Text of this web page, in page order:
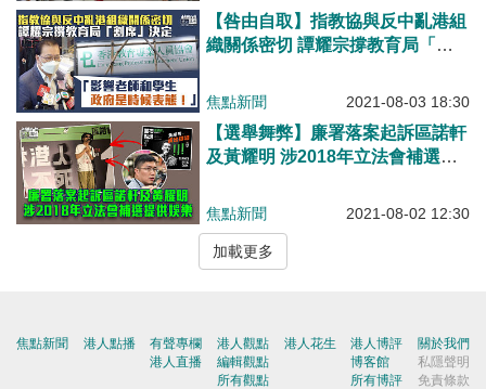
【咎由自取】指教協與反中亂港組
織關係密切 譚耀宗撐教育局「割
焦點新聞 2021-08-03 18:30
【選舉舞弊】廉署落案起訴區諾軒
及黃耀明 涉2018年立法會補選提
焦點新聞 2021-08-02 12:30
加載更多
焦點新聞 港人點播
有聲專欄
港人直播
港人觀點
編輯觀點
所有觀點
港人花生
港人博評
博客館
所有博評
關於我們
私隱聲明
免責條款